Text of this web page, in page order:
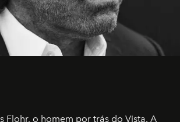
Flohr, o homem por trás do Vista. A